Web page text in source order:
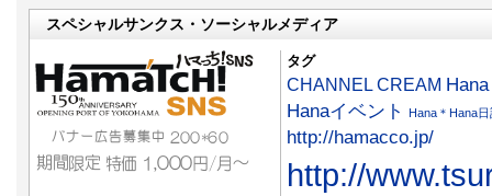
スペシャルサンクス・ソーシャルメディア
タグ
CHANNEL CREAM
Hanaイベント
Hana＊Hana日
http://hamacco.jp/
http://